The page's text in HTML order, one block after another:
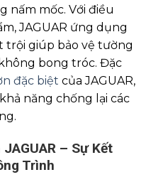
nấm mốc. Với điều
JAGUAR ứng dụng
trội giúp bảo vệ tường
bong tróc. Đặc
đặc biệt của JAGUAR,
năng chống lại các
– Sự Kết
Trình